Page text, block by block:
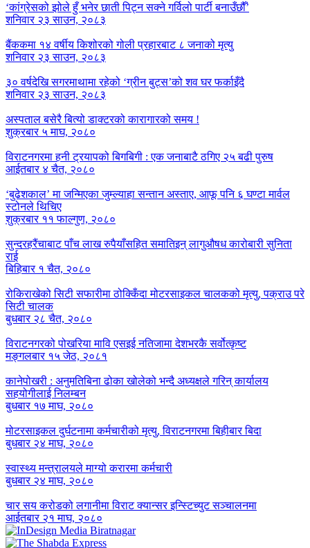
‘कांग्रेसको झोले हुँ भनेर छाती पिट्न सक्ने गर्विलो पार्टी बनाउँछौँ’
शनिवार २३ साउन, २०८३
बैंककमा १४ वर्षीय किशोरको गोली प्रहारबाट ८ जनाको मृत्यु
शनिवार २३ साउन, २०८३
३० वर्षदेखि सगरमाथामा रहेको ‘ग्रीन बुट्स’को शव घर फर्काइँदै
शनिवार २३ साउन, २०८३
अस्पताल बसेरै बित्यो डाक्टरको कारागारको समय !
शुक्रबार ५ माघ, २०८०
विराटनगरमा हनी ट्रयापको बिगबिगी : एक जनाबाटै ठगिए २५ बढी पुरुष
आईतबार ४ चैत, २०८०
‘बुढेशकाल’ मा जन्मिएका जुम्ल्याहा सन्तान अस्ताए, आफू पनि ६ घण्टा मार्वल
स्टोनले थिचिए
शुक्रबार ११ फाल्गुण, २०८०
सुन्दरहरैंचाबाट पाँच लाख रुपैयाँसहित समातिइन् लागुऔषध कारोबारी सुनिता
राई
बिहिबार १ चैत, २०८०
रोकिराखेको सिटी सफारीमा ठोक्किँदा मोटरसाइकल चालकको मृत्यु, पक्राउ परे
सिटी चालक
बुधबार २८ चैत, २०८०
विराटनगरको पोखरिया मावि एसइई नतिजामा देशभरकै सर्वोत्कृष्ट
मङ्गलबार १५ जेठ, २०८१
कानेपोखरी : अनुमतिबिना ढोका खोलेको भन्दै अध्यक्षले गरिन् कार्यालय
सहयोगीलाई निलम्बन
बुधबार १७ माघ, २०८०
मोटरसाइकल दुर्घटनामा कर्मचारीको मृत्यु, विराटनगरमा बिहीबार बिदा
बुधबार २४ माघ, २०८०
स्वास्थ्य मन्त्रालयले माग्यो करारमा कर्मचारी
बुधबार २४ माघ, २०८०
चार सय करोडको लगानीमा विराट क्यान्सर इन्स्टिच्युट सञ्चालनमा
आईतबार २१ माघ, २०८०